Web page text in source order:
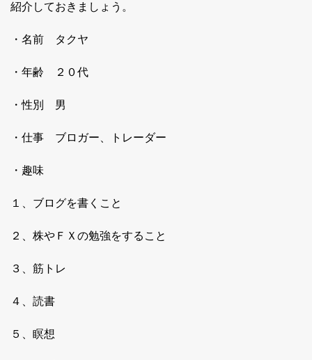
紹介しておきましょう。
・名前 タクヤ
・年齢 ２０代
・性別 男
・仕事 ブロガー、トレーダー
・趣味
１、ブログを書くこと
２、株やＦＸの勉強をすること
３、筋トレ
４、読書
５、瞑想